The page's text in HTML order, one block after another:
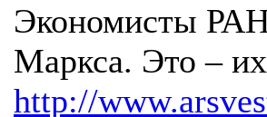
Экономисты
Маркса. Это –
http://